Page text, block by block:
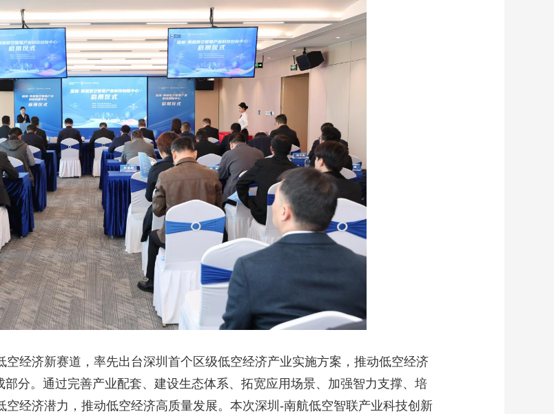
经济新赛道，率先出台深圳首个区级低空经济产业实施方案，推动低空经济
部分。通过完善产业配套、建设生态体系、拓宽应用场景、加强智力支撑、培
经济潜力，推动低空经济高质量发展。本次深圳-南航低空智联产业科技创新